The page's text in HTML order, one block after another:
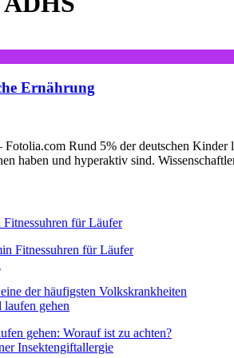
Ernährung
Rund 5% der deutschen
haben und hyperaktiv sind.
Fitnessuhren für Läufer
der häufigsten Volkskrankheiten
gehen: Worauf ist zu achten?